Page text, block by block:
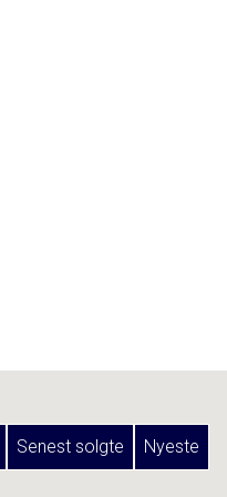
Senest solgte Nyeste